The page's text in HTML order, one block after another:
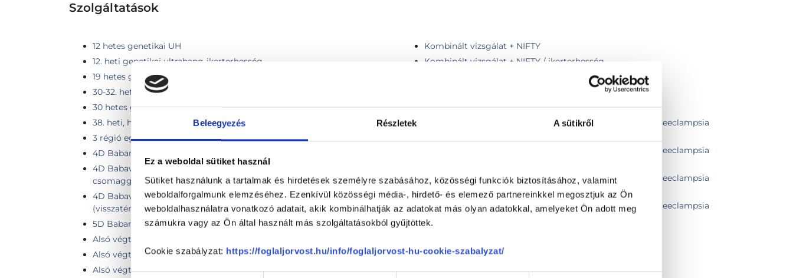
Beleegyezés Részletek A sütikről
Ez a weboldal sütiket használ
Sütiket használunk a tartalmak és hirdetések személyre szabásához, közösségi funkciók biztosításához, valamint
weboldalforgalmunk elemzéséhez. Ezenkívül közösségi média-, hirdető- és elemező partnereinkkel megosztjuk az Ön
weboldalhasználatra vonatkozó adatait, akik kombinálhatják az adatokat más olyan adatokkal, amelyeket Ön adott meg
számukra vagy az Ön által használt más szolgáltatásokból gyűjtöttek.
Cookie szabályzat: https://foglaljorvost.hu/info/foglaljorvost-hu-cookie-szabalyzat/
Szolgáltatások
12 hetes genetikai UH
12. heti genetikai ultrahang-ikerterhesség
19 hetes genetikai UH
30-32. heti, harmadik trimeszteri ultrahang vizsgálat
30 hetes genetikai UH
38. heti, harmadik trimeszteri ultrahang vizsgálat
3 régió együttes vizsgálata
4D Babamozi
4D Babavízió Alap csomag 50% kedvezménnyel, AJÁNDÉK PREMIUM
csomaggal
4D Babavízió Alap csomag 50% Visszaváró kedvezménnyel
(visszatérőknek a 2. vizsgálattól)
5D Babamozi
Alsó végtag artériás keringés Doppler vizsgálata
Alsó végtag (egy láb) vénás Doppler vizsgálata
Alsó végtagok vénás Doppler vizsgálata
Kombinált vizsgálat + NIFTY
Kombinált vizsgálat + NIFTY / ikerterhesség
Magzati flowmetria
Második trimeszteri genetikai ultrahang, koraszülés és praeeclampsia
Második trimeszteri genetikai ultrahang, koraszülés és praeeclampsia
Második trimeszteri genetikai ultrahang, koraszülés és praeeclampsia
kockázatbecsléssel + magzati szívultrahang szűrés
Második trimeszteri genetikai ultrahang, koraszülés és praeeclampsia
kockázatbecsléssel + magzati szívultrahang szűrés, iker
Nőgyógyászati ultrahang vizsgálat